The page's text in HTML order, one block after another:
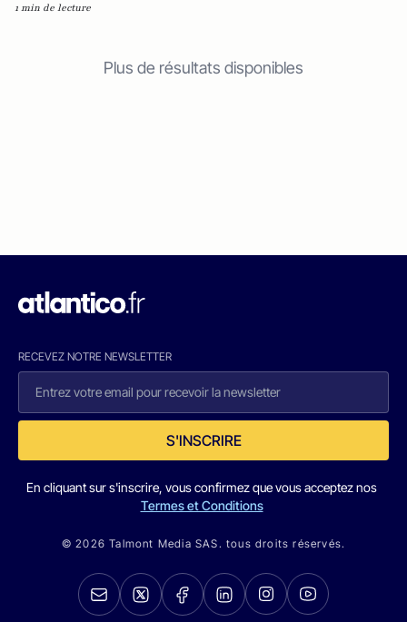
1 min de lecture
Plus de résultats disponibles
RECEVEZ NOTRE NEWSLETTER
S'INSCRIRE
En cliquant sur s'inscrire, vous confirmez que vous acceptez nos
Termes et Conditions
© 2026 Talmont Media SAS. tous droits réservés.